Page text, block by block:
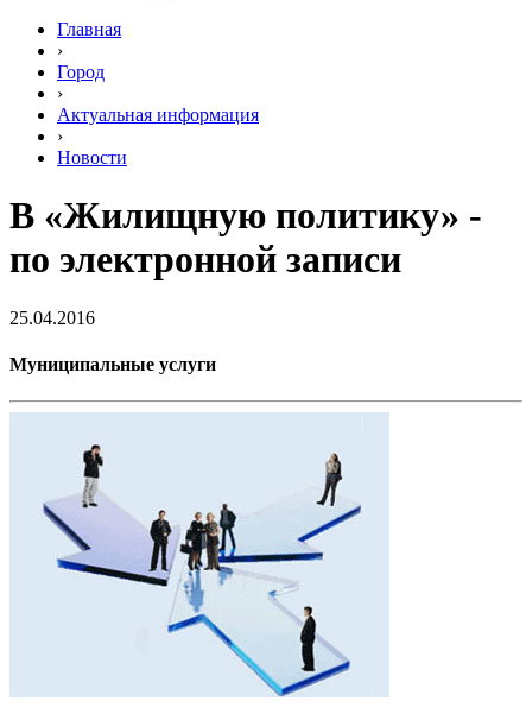
Главная
›
Город
›
Актуальная информация
›
Новости
В «Жилищную политику» -
по электронной записи
25.04.2016
Муниципальные услуги